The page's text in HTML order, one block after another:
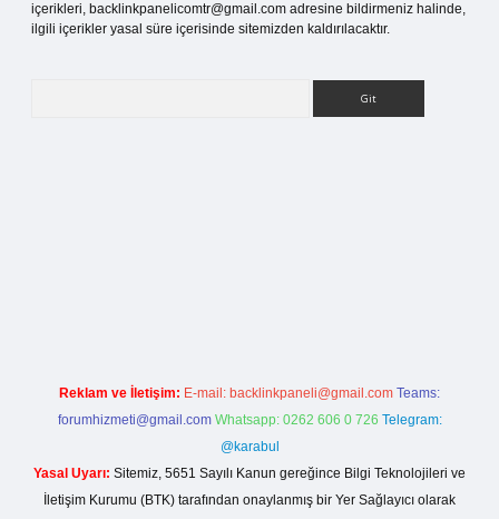
içerikleri, backlinkpanelicomtr@gmail.com adresine bildirmeniz halinde,
ilgili içerikler yasal süre içerisinde sitemizden kaldırılacaktır.
Reklam ve İletişim: E-mail: backlinkpaneli@gmail.com Teams:
forumhizmeti@gmail.com Whatsapp: 0262 606 0 726 Telegram:
@karabul
Yasal Uyarı: Sitemiz, 5651 Sayılı Kanun gereğince Bilgi Teknolojileri ve
İletişim Kurumu (BTK) tarafından onaylanmış bir Yer Sağlayıcı olarak